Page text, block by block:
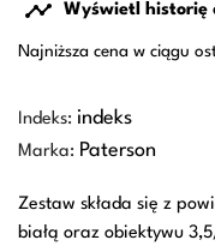
 Wyświetl historię
Najniższa cena w ciągu
Indeks: indeks
Marka: Paterson
Zestaw składa się z
białą oraz obiektywu